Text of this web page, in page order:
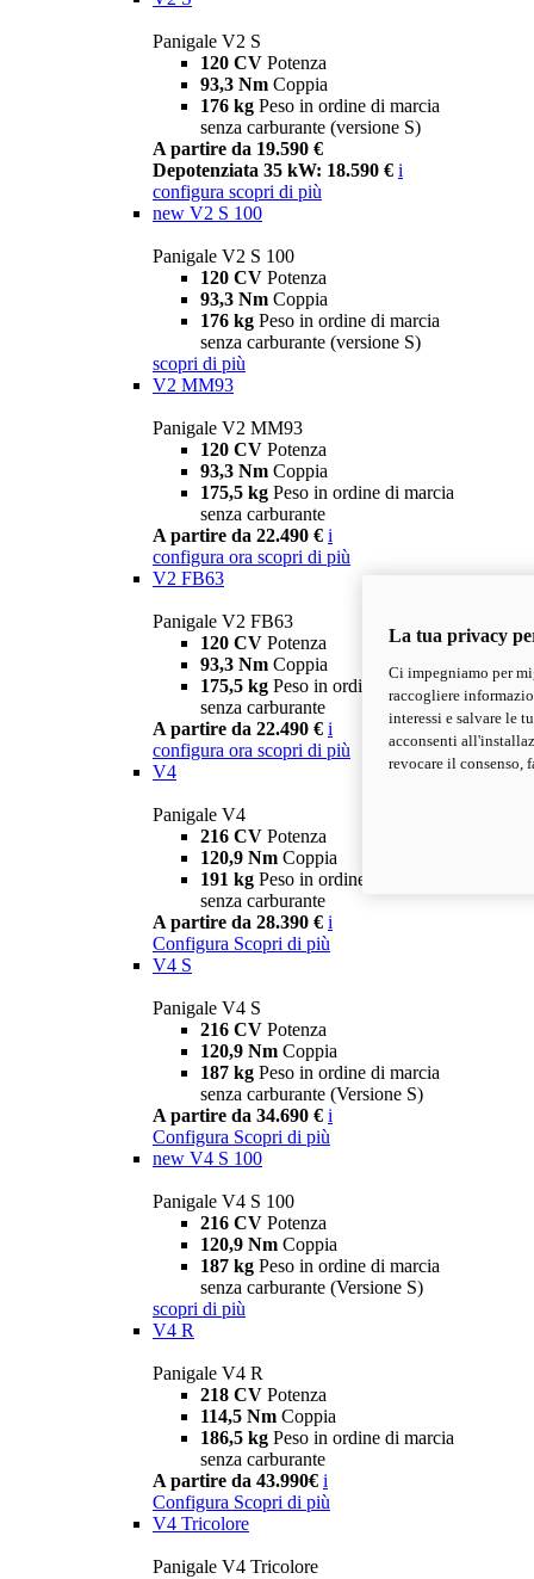
Panigale V2 S
120 CV Potenza
93,3 Nm Coppia
176 kg Peso in ordine di marcia
senza carburante (versione S)
A partire da 19.590 €
Depotenziata 35 kW: 18.590 € i
configura scopri di più
new V2 S 100
Panigale V2 S 100
120 CV Potenza
93,3 Nm Coppia
176 kg Peso in ordine di marcia
senza carburante (versione S)
scopri di più
V2 MM93
Panigale V2 MM93
120 CV Potenza
93,3 Nm Coppia
175,5 kg Peso in ordine di marcia
senza carburante
A partire da 22.490 € i
configura ora scopri di più
V2 FB63
Panigale V2 FB63
120 CV Potenza
93,3 Nm Coppia
175,5 kg Peso in ordine di marcia
senza carburante
A partire da 22.490 € i
configura ora scopri di più
V4
Panigale V4
216 CV Potenza
120,9 Nm Coppia
191 kg Peso in ordine di marcia
senza carburante
A partire da 28.390 € i
Configura Scopri di più
V4 S
Panigale V4 S
216 CV Potenza
120,9 Nm Coppia
187 kg Peso in ordine di marcia
senza carburante (Versione S)
A partire da 34.690 € i
Configura Scopri di più
new V4 S 100
Panigale V4 S 100
216 CV Potenza
120,9 Nm Coppia
187 kg Peso in ordine di marcia
senza carburante (Versione S)
scopri di più
V4 R
Panigale V4 R
218 CV Potenza
114,5 Nm Coppia
186,5 kg Peso in ordine di marcia
senza carburante
A partire da 43.990€ i
Configura Scopri di più
V4 Tricolore
Panigale V4 Tricolore
La tua privacy
Ci impegniamo per
raccogliere
interessi e salvare le
acconsenti
revocare il consenso,